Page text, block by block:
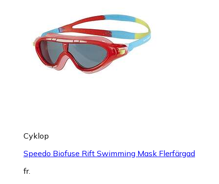
Cyklop
Speedo Biofuse Rift Swimming Mask Flerfärgad
fr.